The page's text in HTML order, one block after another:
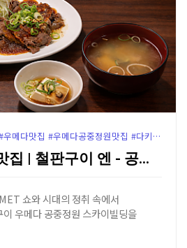
#철판구이엔 #오사카맛집 #우메다맛집 #우메다공중정원맛집 #다키미코지맛집 #우메다철판구이 #오사카와규맛집 #우메다스카이빌딩 #우메다점심추천 #오사카가성비맛집 #윤가이드추천
오사카 우메다 맛집 | 철판구이 엔 - 공중정원 지하 …
쇼와 시대의 정취 속에서
우메다 공중정원 스카이빌딩을